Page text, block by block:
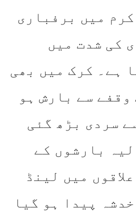
میں برفباری
کی شدت میں
ہے۔ کرک میں بھی
وقفے سے بارش ہو
سردی بڑھ گئی
بارشوں کے
میں لینڈ
خدشہ پیدا ہو گیا